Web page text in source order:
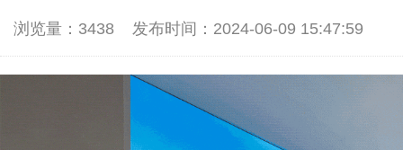
浏览量：3438 发布时间：2024-06-09 15:47:59